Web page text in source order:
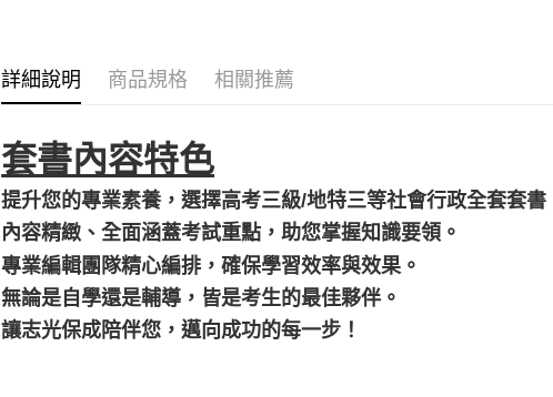
詳細說明 商品規格 相關推薦
套書內容特色
提升您的專業素養，選擇高考三級/地特三等社會行政全套套書
內容精緻、全面涵蓋考試重點，助您掌握知識要領。
專業編輯團隊精心編排，確保學習效率與效果。
無論是自學還是輔導，皆是考生的最佳夥伴。
讓志光保成陪伴您，邁向成功的每一步！